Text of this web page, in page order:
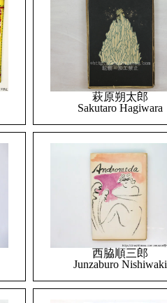
萩原朔太郎
Sakutaro Hagiwara
西脇順三郎
Junzaburo Nishiwaki